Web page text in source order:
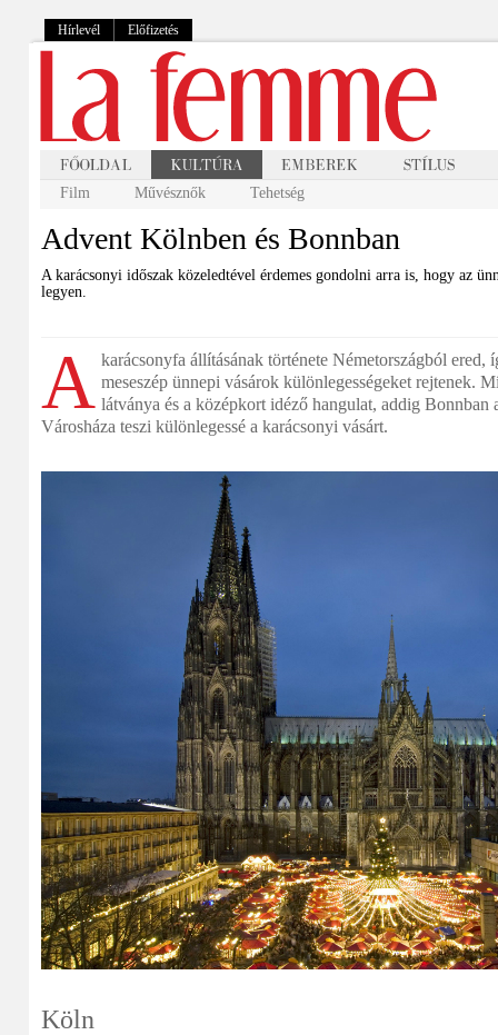
Hírlevél Előfizetés
Film Művésznők Tehetség
Advent Kölnben és Bonnban
A karácsonyi időszak közeledtével érdemes gondolni arra is, hogy az
legyen.
A karácsonyfa állításának története Németországból ered,
meseszép ünnepi vásárok különlegességeket rejtenek.
látványa és a középkort idéző hangulat, addig Bonnban
Városháza teszi különlegessé a karácsonyi vásárt.
Köln